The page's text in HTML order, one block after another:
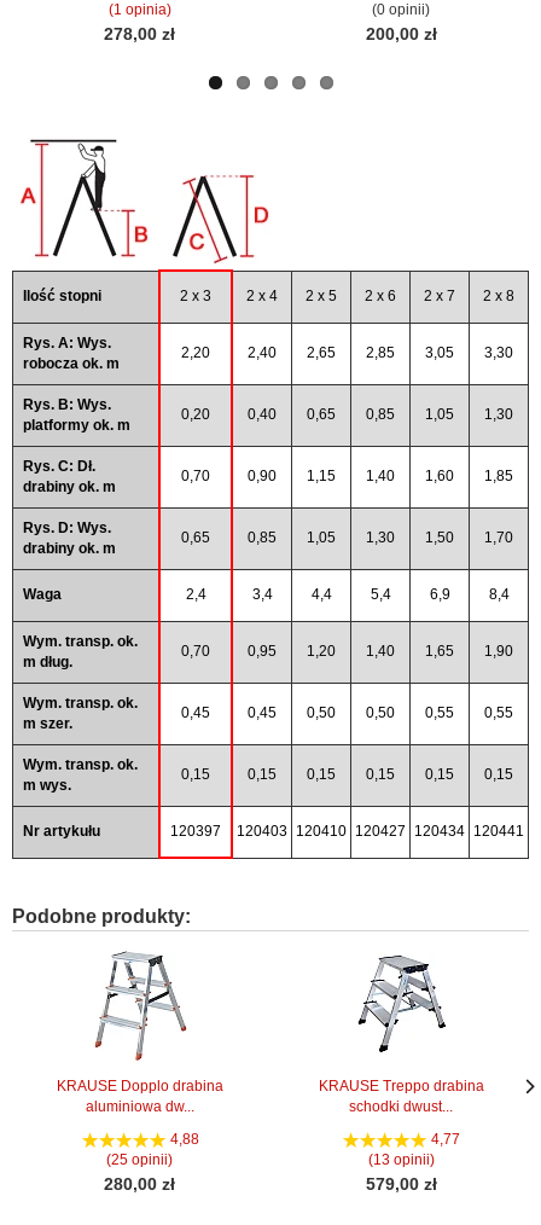
(1 opinia)
278,00 zł
(0 opinii)
200,00 zł
Ilość stopni 2 x 3 2 x 4 2 x 5 2 x 6 2 x 7 2 x 8
Rys. A: Wys.
robocza ok. m
2,20 2,40 2,65 2,85 3,05 3,30
Rys. B: Wys.
platformy ok. m
0,20 0,40 0,65 0,85 1,05 1,30
Rys. C: Dł.
drabiny ok. m
0,70 0,90 1,15 1,40 1,60 1,85
Rys. D: Wys.
drabiny ok. m
0,65 0,85 1,05 1,30 1,50 1,70
Waga 2,4 3,4 4,4 5,4 6,9 8,4
Wym. transp. ok.
m dług.
0,70 0,95 1,20 1,40 1,65 1,90
Wym. transp. ok.
m szer.
0,45 0,45 0,50 0,50 0,55 0,55
Wym. transp. ok.
m wys.
0,15 0,15 0,15 0,15 0,15 0,15
Nr artykułu 120397 120403 120410 120427 120434 120441
Podobne produkty:
KRAUSE Dopplo drabina
aluminiowa dw...
4,88
(25 opinii)
280,00 zł
KRAUSE Treppo drabina
schodki dwust...
4,77
(13 opinii)
579,00 zł